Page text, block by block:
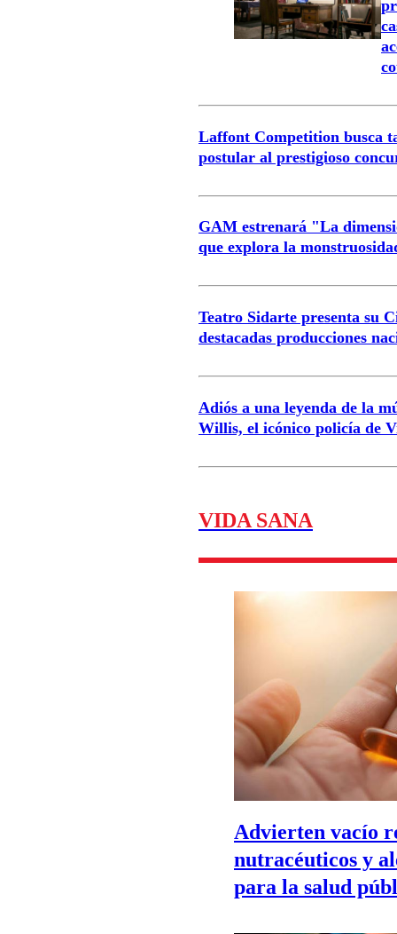
Laffont Competition busca
postular al prestigioso
GAM estrenará "La
que explora la
Teatro Sidarte presenta su
destacadas producciones
Adiós a una leyenda de la
Willis, el icónico policía de
VIDA SANA
Advierten vacío
nutracéuticos y
para la salud